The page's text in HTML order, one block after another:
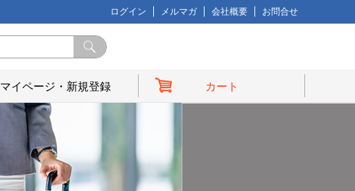
ログイン メルマガ 会社概要 お問合せ
マイページ・新規登録 カート